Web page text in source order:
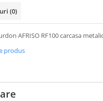
(0)
AFRISO RF100 carcasa
produs